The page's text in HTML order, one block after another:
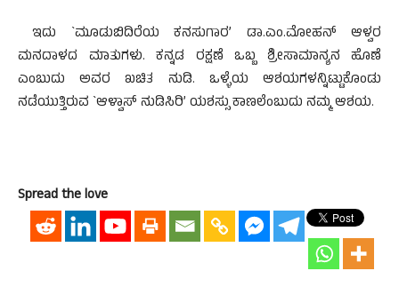
ಇದು `ಮೂಡುಬಿದಿರೆಯ ಕನಸುಗಾರ’ ಡಾ.ಎಂ.ಮೋಹನ್ ಆಳ್ವರ
ಮನದಾಳದ ಮಾತುಗಳು. ಕನ್ನಡ ರಕ್ಷಣೆ ಒಬ್ಬ ಶ್ರೀಸಾಮಾನ್ಯನ ಹೊಣೆ
ಎಂಬುದು ಅವರ ಖಚಿತ ನುಡಿ. ಒಳ್ಳೆಯ ಆಶಯಗಳನ್ನಿಟ್ಟುಕೊಂಡು
ನಡೆಯುತ್ತಿರುವ `ಆಳ್ವಾಸ್ ನುಡಿಸಿರಿ’ ಯಶಸ್ಸು ಕಾಣಲೆಂಬುದು ನಮ್ಮ ಆಶಯ.
Spread the love